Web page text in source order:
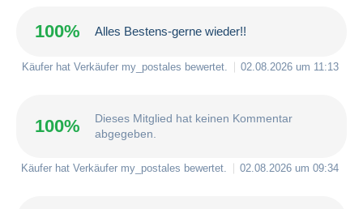
100% Alles Bestens-gerne wieder!!
Käufer hat Verkäufer my_postales bewertet. 02.08.2026 um 11:13
100%
Dieses Mitglied hat keinen Kommentar
abgegeben.
Käufer hat Verkäufer my_postales bewertet. 02.08.2026 um 09:34